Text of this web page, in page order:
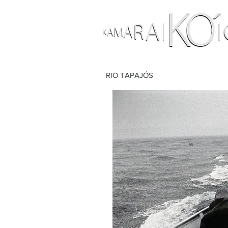
RIO TAPAJÓS